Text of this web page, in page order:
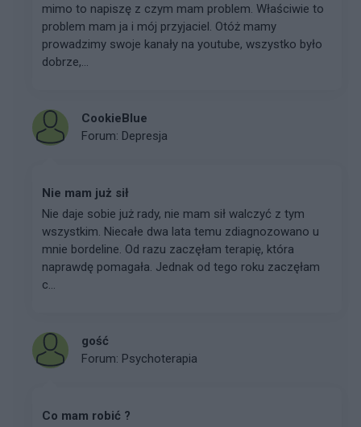
mimo to napiszę z czym mam problem. Właściwie to
problem mam ja i mój przyjaciel. Otóż mamy
prowadzimy swoje kanały na youtube, wszystko było
dobrze,...
CookieBlue
Forum: Depresja
Nie mam już sił
Nie daje sobie już rady, nie mam sił walczyć z tym
wszystkim. Niecałe dwa lata temu zdiagnozowano u
mnie bordeline. Od razu zaczęłam terapię, która
naprawdę pomagała. Jednak od tego roku zaczęłam
c...
gość
Forum: Psychoterapia
Co mam robić ?